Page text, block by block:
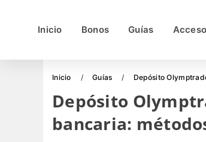
Inicio Bonos Guías Acceso
Inicio Guías Depósito
Depósito
bancaria: